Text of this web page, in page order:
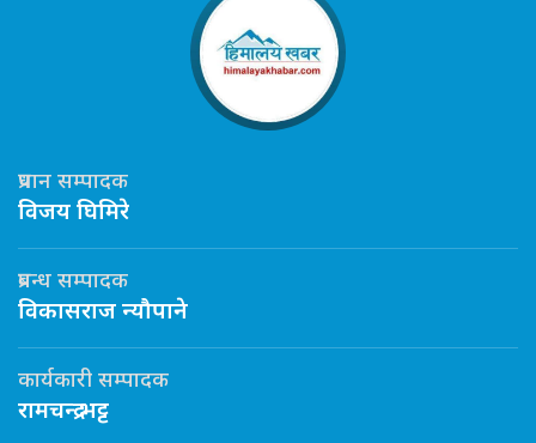
प्रधान सम्पादक
विजय घिमिरे
प्रबन्ध सम्पादक
विकासराज न्यौपाने
कार्यकारी सम्पादक
रामचन्द्र भट्ट